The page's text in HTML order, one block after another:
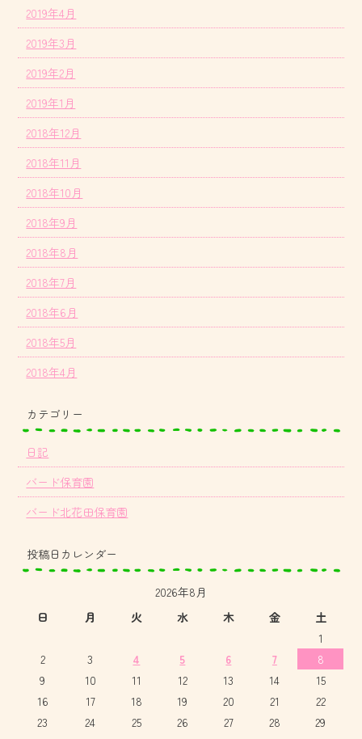
2019年4月
2019年3月
2019年2月
2019年1月
2018年12月
2018年11月
2018年10月
2018年9月
2018年8月
2018年7月
2018年6月
2018年5月
2018年4月
カテゴリー
日記
バード保育園
バード北花田保育園
投稿日カレンダー
2026年8月
日
月 火 水 木 金
土
1
2
3 4 5 6 7
8
9
10 11 12 13 14
15
16
17 18 19 20 21
22
23
24 25 26 27 28
29